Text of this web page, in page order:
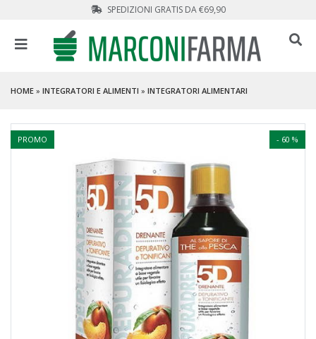
SPEDIZIONI GRATIS DA €69,90
HOME » INTEGRATORI E ALIMENTI » INTEGRATORI ALIMENTARI
- 60 %
PROMO